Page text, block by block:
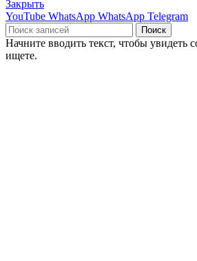
Закрыть
YouTube WhatsApp WhatsApp Telegram
Поиск
Начните вводить текст, чтобы увидеть
ищете.